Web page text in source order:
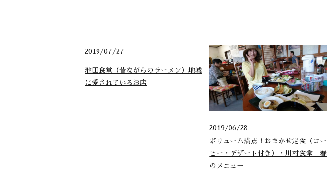
2019/07/27
池田食堂（昔ながらのラーメン）地域
に愛されているお店
2019/06/28
ボリューム満点！おまかせ定食（コー
ヒー・デザート付き）・川村食堂 春
のメニュー